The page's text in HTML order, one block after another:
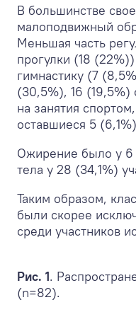
В большинстве
малоподвижный
Меньшая часть
прогулки (18
гимнастику (7
(30,5%), 16 (19,5%)
на занятия
оставшиеся 5
Ожирение было у 6
тела у 28 (34,1%)
Таким образом,
были скорее
среди участников
Рис. 1.
(n=82).